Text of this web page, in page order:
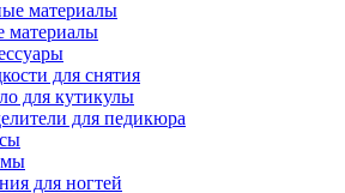
материалы
для снятия
для кутикулы
для педикюра